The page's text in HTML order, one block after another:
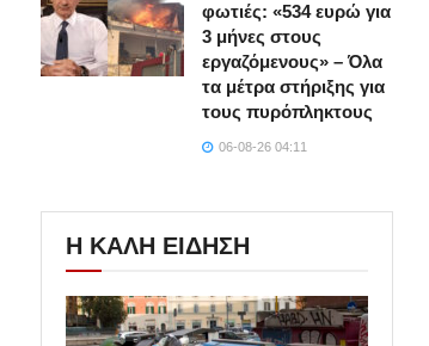
φωτιές: «534 ευρώ για
3 μήνες στους
εργαζόμενους» – Όλα
τα μέτρα στήριξης για
τους πυρόπληκτους
06-08-26 04:11
Η ΚΑΛΗ ΕΙΔΗΣΗ